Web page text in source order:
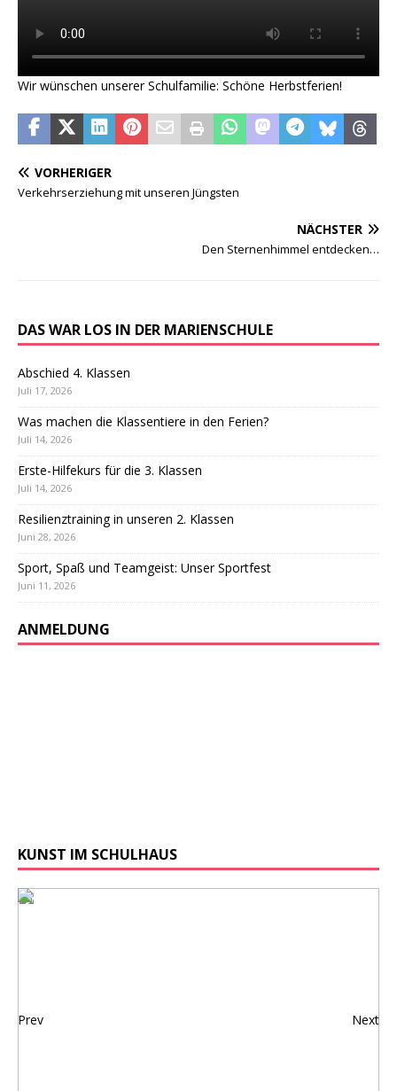
Wir wünschen unserer Schulfamilie: Schöne Herbstferien!
VORHERIGER
Verkehrserziehung mit unseren Jüngsten
NÄCHSTER
Den Sternenhimmel entdecken…
DAS WAR LOS IN DER MARIENSCHULE
Abschied 4. Klassen
Juli 17, 2026
Was machen die Klassentiere in den Ferien?
Juli 14, 2026
Erste-Hilfekurs für die 3. Klassen
Juli 14, 2026
Resilienztraining in unseren 2. Klassen
Juni 28, 2026
Sport, Spaß und Teamgeist: Unser Sportfest
Juni 11, 2026
ANMELDUNG
KUNST IM SCHULHAUS
Prev Next